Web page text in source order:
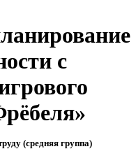
с
(средняя группа)